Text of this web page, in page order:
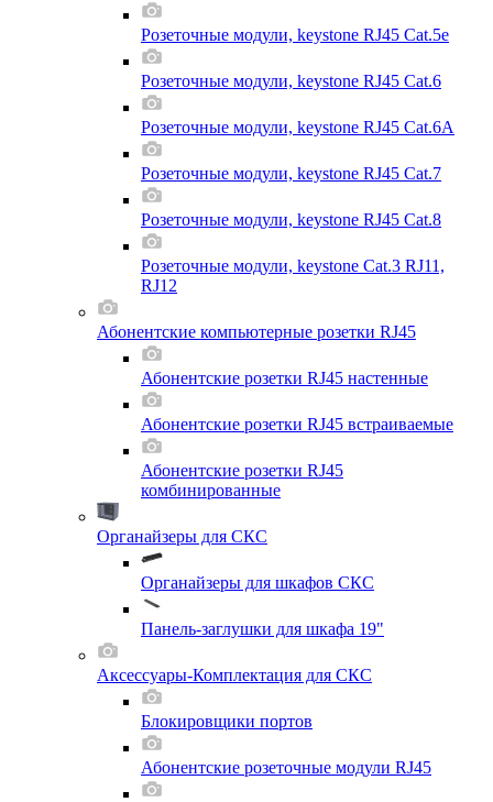
Розеточные модули, keystone RJ45 Cat.5e
Розеточные модули, keystone RJ45 Cat.6
Розеточные модули, keystone RJ45 Cat.6A
Розеточные модули, keystone RJ45 Cat.7
Розеточные модули, keystone RJ45 Cat.8
Розеточные модули, keystone Cat.3 RJ11,
RJ12
Абонентские компьютерные розетки RJ45
Абонентские розетки RJ45 настенные
Абонентские розетки RJ45 встраиваемые
Абонентские розетки RJ45
комбинированные
Органайзеры для СКС
Органайзеры для шкафов СКС
Панель-заглушки для шкафа 19"
Аксессуары-Комплектация для СКС
Блокировщики портов
Абонентские розеточные модули RJ45